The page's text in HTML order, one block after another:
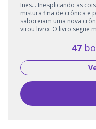
Ines... Inesplicando as
mistura fina de crônica e
saboreiam uma nova
virou livro. O livro segue
47